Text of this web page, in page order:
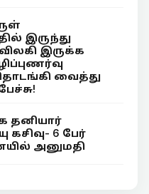
இருந்து
இருக்க
வைத்து
தனியார்
6 பேர்
அனுமதி